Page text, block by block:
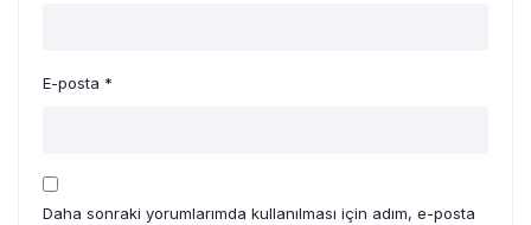
E-posta *
Daha sonraki yorumlarımda kullanılması için adım, e-posta